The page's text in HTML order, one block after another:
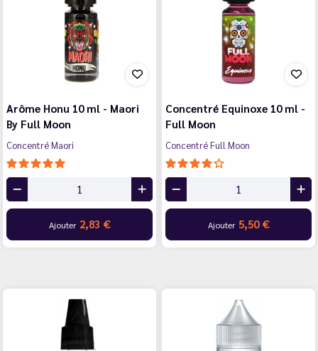
Arôme Honu 10 ml - Maori
By Full Moon
Concentré Maori
Ajouter 2,83 €
Concentré Equinoxe 10 ml -
Full Moon
Concentré Full Moon
Ajouter 5,50 €